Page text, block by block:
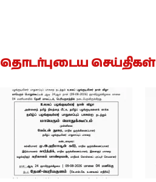
தொடர்புடைய செய்திகள்